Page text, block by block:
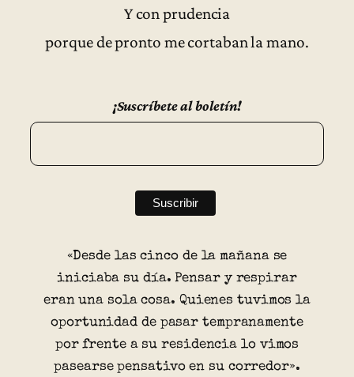
Y con prudencia
porque de pronto me cortaban la mano.
¡Suscríbete al boletín!
«Desde las cinco de la mañana se
iniciaba su día. Pensar y respirar
eran una sola cosa. Quienes tuvimos la
oportunidad de pasar tempranamente
por frente a su residencia lo vimos
pasearse pensativo en su corredor».